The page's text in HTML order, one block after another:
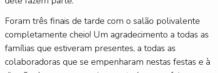
Foram três finais de tarde com o salão polivalente
completamente cheio! Um agradecimento a todas as
famílias que estiveram presentes, a todas as
colaboradoras que se empenharam nestas festas e à